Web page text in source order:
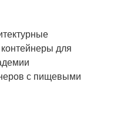
для
с пищевыми